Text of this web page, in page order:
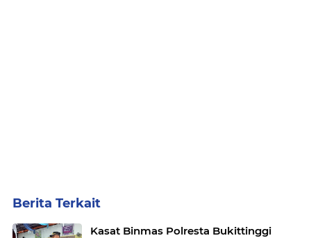
Berita Terkait
Kasat Binmas Polresta Bukittinggi